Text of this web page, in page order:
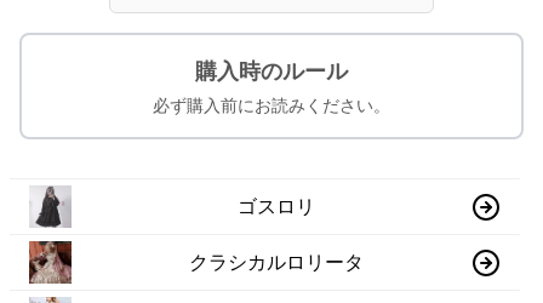
購入時のルール
必ず購入前にお読みください。
ゴスロリ
クラシカルロリータ